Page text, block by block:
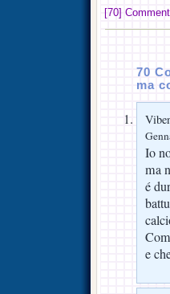
[70]
70
ma
Io
ma
é
e